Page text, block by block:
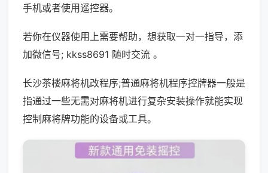
手机或者使用遥控器。
若你在仪器使用上需要帮助，想获取一对一指导，添
加微信号; kkss8691 随时交流 。
长沙茶楼麻将机改程序;普通麻将机程序控牌器一般是
指通过一些无需对麻将机进行复杂安装操作就能实现
控制麻将牌功能的设备或工具。